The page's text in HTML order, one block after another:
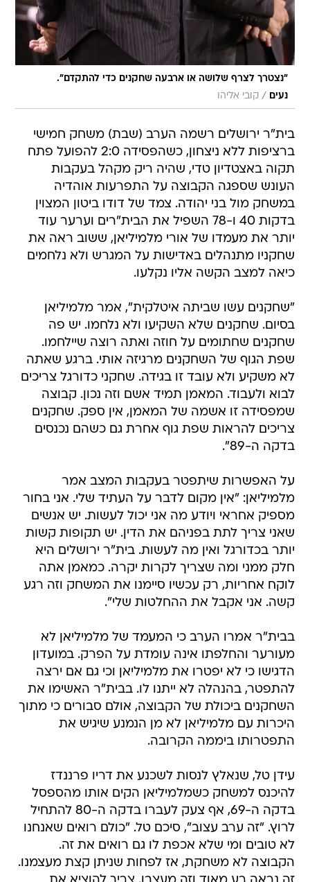
"נצטרך לצרף שלושה או ארבעה שחקנים כדי להתקדם".
נעים
/ קובי אליהו
בית"ר ירושלים רשמה הערב (שבת) משחק חמישי
ברציפות ללא ניצחון, כשהפסידה 2:0 להפועל פתח
תקוה באצטדיון טדי, שהיה ריק מקהל בעקבות
העונש שספגה הקבוצה על התפרעות אוהדיה
במשחק מול בני יהודה. צמד של דודו ביטון המצוין
בדקות 40 ו-78 השפיל את הבית"רים וערער עוד
יותר את מעמדו של אורי מלמיליאן, ששוב ראה את
שחקניו מתנהלים באדישות על המגרש ולא נלחמים
כיאה למצב הקשה אליו נקלעו.
"שחקנים עשו שביתה איטלקית", אמר מלמיליאן
בסיום. שחקנים שלא השקיעו ולא נלחמו. יש פה
שחקנים שחתומים על חוזה ואתה רוצה שיילחמו.
שפת הגוף של השחקנים מרגיזה אותי. ברגע שאתה
לא משקיע ולא עובד זו בגידה. שחקני כדורגל צריכים
לבוא ולעבוד. המאמן תמיד אשם וזה נכון. קבוצה
שמפסידה זו אשמה של המאמן, אין ספק. שחקנים
צריכים להראות שפת גוף אחרת גם כשהם נכנסים
בדקה ה-89".
על האפשרות שיתפטר בעקבות המצב אמר
מלמיליאן: "אין מקום לדבר על העתיד שלי. אני בחור
מספיק אחראי ויודע מה אני יכול לעשות. יש אנשים
שאני צריך לתת בפניהם את הדין. יש תקופות קשות
יותר בכדורגל ואין מה לעשות. בית"ר ירושלים היא
חלק ממני ומה שצריך לקרות יקרה. כמאמן אתה
לוקח אחריות, רק עכשיו סיימנו את המשחק וזה רגע
קשה. אני אקבל את ההחלטות שלי".
בבית"ר אמרו הערב כי המעמד של מלמיליאן לא
מעורער והחלפתו אינה עומדת על הפרק. במועדון
הדגישו כי לא יפטרו את מלמיליאן וכי גם אם ירצה
להתפטר, בהנהלה לא ייתנו לו. בבית"ר האשימו את
השחקנים ביכולת של הקבוצה, אולם סבורים כי מתוך
היכרות עם מלמיליאן לא מן הנמנע שיגיש את
התפטרותו ביממה הקרובה.
עידן טל, שנאלץ לנסות לשכנע את דריו פרננדז
להיכנס למשחק כשמלמיליאן הקים אותו מהספסל
בדקה ה-69, אף צעק לעברו בדקה ה-80 להתחיל
לרוץ. "זה ערב עצוב", סיכם טל. "כולם רואים שאנחנו
לא טובים ומי שלא אכפת לו גם רואים את זה.
הקבוצה לא משחקת, אז לפחות שניתן קצת מעצמנו.